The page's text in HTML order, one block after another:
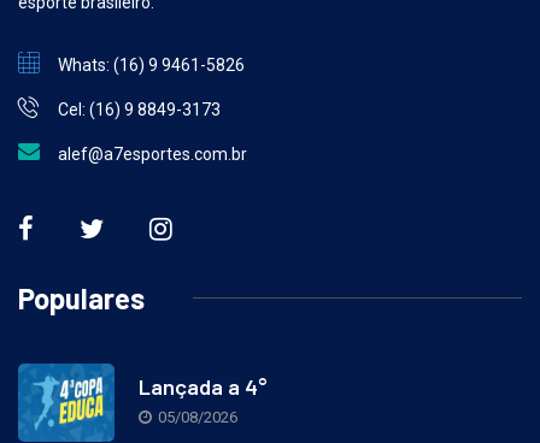
esporte brasileiro.
Whats: (16) 9 9461-5826
Cel: (16) 9 8849-3173
alef@a7esportes.com.br
Populares
Lançada a 4°
05/08/2026